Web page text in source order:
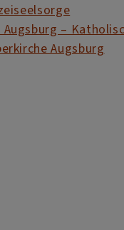
Augsburg –
Augsburg